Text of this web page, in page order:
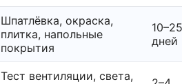
Шпатлёвка, окраска,
плитка, напольные
покрытия
10–25
дней
Тест вентиляции, света,